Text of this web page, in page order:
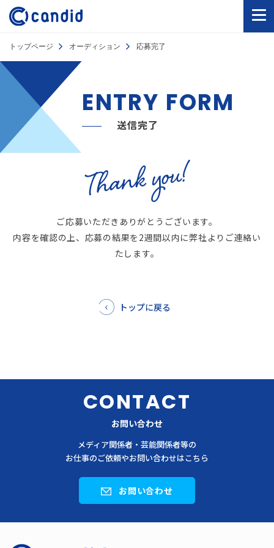
トップページ オーディション 応募完了
ENTRY FORM
送信完了
Thank you!
ご応募いただきありがとうございます。
内容を確認の上、応募の結果を2週間以内に弊社よりご連絡い
たします。
トップに戻る
CONTACT
お問い合わせ
メディア関係者・芸能関係者等の
お仕事のご依頼やお問い合わせはこちら
お問い合わせ